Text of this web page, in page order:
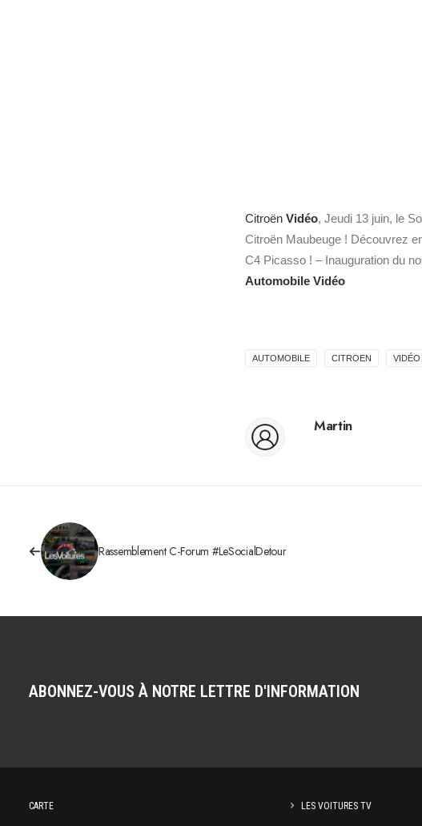
Citroën Vidéo, Jeudi 13 juin, le
Citroën Maubeuge ! Découvrez
C4 Picasso ! – Inauguration du
Automobile Vidéo
AUTOMOBILE CITROEN VIDÉO
Martin
Rassemblement C-Forum #LeSocialDetour
ABONNEZ-VOUS À NOTRE LETTRE D'INFORMATION
CARTE LES VOITURES TV